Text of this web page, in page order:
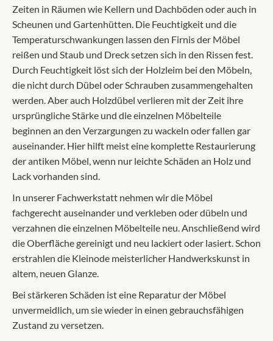
Zeiten in Räumen wie Kellern und Dachböden oder auch in
Scheunen und Gartenhütten. Die Feuchtigkeit und die
Temperaturschwankungen lassen den Firnis der Möbel
reißen und Staub und Dreck setzen sich in den Rissen fest.
Durch Feuchtigkeit löst sich der Holzleim bei den Möbeln,
die nicht durch Dübel oder Schrauben zusammengehalten
werden. Aber auch Holzdübel verlieren mit der Zeit ihre
ursprüngliche Stärke und die einzelnen Möbelteile
beginnen an den Verzargungen zu wackeln oder fallen gar
auseinander. Hier hilft meist eine komplette Restaurierung
der antiken Möbel, wenn nur leichte Schäden an Holz und
Lack vorhanden sind.
In unserer Fachwerkstatt nehmen wir die Möbel
fachgerecht auseinander und verkleben oder dübeln und
verzahnen die einzelnen Möbelteile neu. Anschließend wird
die Oberfläche gereinigt und neu lackiert oder lasiert. Schon
erstrahlen die Kleinode meisterlicher Handwerkskunst in
altem, neuen Glanze.
Bei stärkeren Schäden ist eine Reparatur der Möbel
unvermeidlich, um sie wieder in einen gebrauchsfähigen
Zustand zu versetzen.